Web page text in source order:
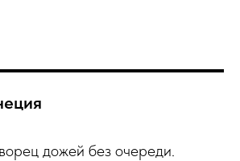
дожей без очереди.